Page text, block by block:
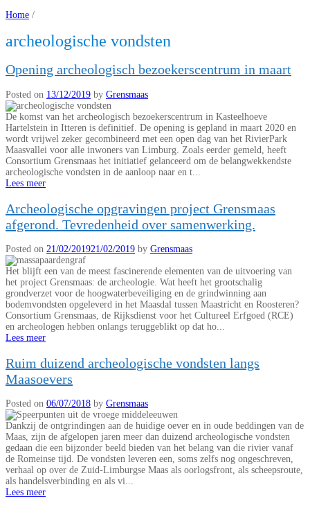
Home /
archeologische vondsten
Opening archeologisch bezoekerscentrum in maart
Posted on 13/12/2019 by Grensmaas
De komst van het archeologisch bezoekerscentrum in Kasteelhoeve
Hartelstein in Itteren is definitief. De opening is gepland in maart 2020 en
wordt vrijwel zeker gecombineerd met een open dag van het RivierPark
Maasvallei voor alle inwoners van Limburg. Zoals eerder gemeld, heeft
Consortium Grensmaas het initiatief gelanceerd om de belangwekkendste
archeologische vondsten in de aanloop naar en t...
Lees meer
Archeologische opgravingen project Grensmaas
afgerond. Tevredenheid over samenwerking.
Posted on 21/02/201921/02/2019 by Grensmaas
Het blijft een van de meest fascinerende elementen van de uitvoering van
het project Grensmaas: de archeologie. Wat heeft het grootschalig
grondverzet voor de hoogwaterbeveiliging en de grindwinning aan
bodemvondsten opgeleverd in het Maasdal tussen Maastricht en Roosteren?
Consortium Grensmaas, de Rijksdienst voor het Cultureel Erfgoed (RCE)
en archeologen hebben onlangs teruggeblikt op dat ho...
Lees meer
Ruim duizend archeologische vondsten langs
Maasoevers
Posted on 06/07/2018 by Grensmaas
Dankzij de ontgrindingen aan de huidige oever en in oude beddingen van de
Maas, zijn de afgelopen jaren meer dan duizend archeologische vondsten
gedaan die een bijzonder beeld bieden van het belang van die rivier vanaf
de Romeinse tijd. De vondsten leveren een, soms zelfs nog ongeschreven,
verhaal op over de Zuid-Limburgse Maas als oorlogsfront, als scheepsroute,
als handelsverbinding en als vi...
Lees meer